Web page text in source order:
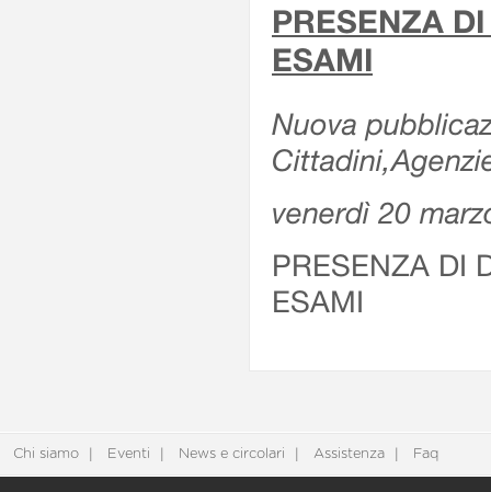
PRESENZA
ESAMI
Nuova
venerdì 20
PRESENZA DI
ESAMI
Chi siamo Eventi News e circolari Assistenza Faq